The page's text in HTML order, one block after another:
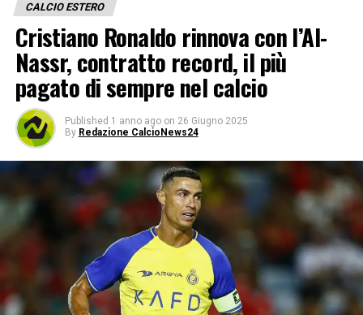
CALCIO ESTERO
Cristiano Ronaldo rinnova con l’Al-
Nassr, contratto record, il più
pagato di sempre nel calcio
Published 1 anno ago on 26 Giugno 2025
By Redazione CalcioNews24